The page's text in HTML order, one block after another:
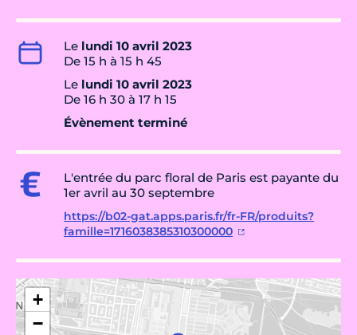
Le lundi 10 avril 2023
De 15 h à 15 h 45
Le lundi 10 avril 2023
De 16 h 30 à 17 h 15
Évènement terminé
L'entrée du parc floral de Paris est payante du
1er avril au 30 septembre
https://b02-gat.apps.paris.fr/fr-FR/produits?
famille=1716038385310300000
+
−